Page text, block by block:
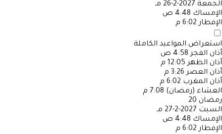
الجمعة 2027-2-26 مـ
الإمساك 4:48 ص
الإفطار 6:02 م
استعراض المواعيد الكاملة
أذان الفجر 4:58 ص
أذان الظهر 12:05 م
أذان العصر 3:26 م
أذان المغرب 6:02 م
العشاء (رمضان) 7:08 م
رمضان 20
السبت 2027-2-27 مـ
الإمساك 4:48 ص
الإفطار 6:02 م